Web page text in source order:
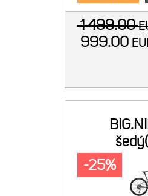
1 499.00
999.00
-25%